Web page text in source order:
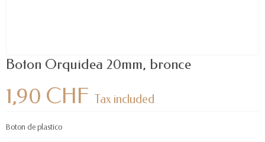
Boton Orquidea 20mm, bronce
1,90 CHF Tax included
Boton de plastico